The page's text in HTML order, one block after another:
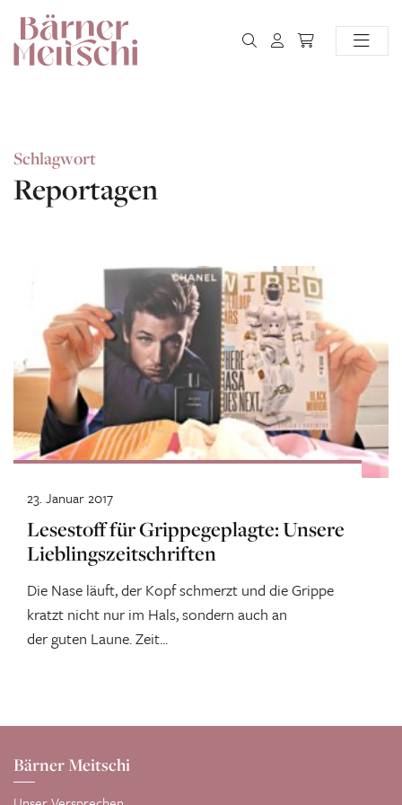
Schlagwort
Reportagen
Lesestoff für Grippegeplagte: Unsere
Lieblingszeitschriften
Die Nase läuft, der Kopf schmerzt und die Grippe
kratzt nicht nur im Hals, sondern auch an
der guten Laune. Zeit...
23. Januar 2017
Bärner Meitschi